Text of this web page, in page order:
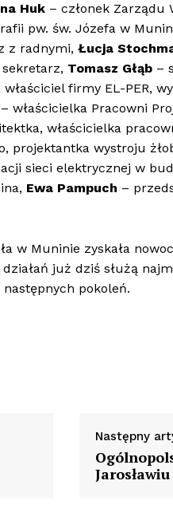
Huk – członek Zarządu
pw. św. Józefa w
z radnymi, Łucja
sekretarz, Tomasz Głąb –
właściciel firmy EL-PER,
właścicielka Pracowni
właścicielka
projektantka wystroju
sieci elektrycznej w
Ewa Pampuch –
w Muninie zyskała
już dziś służą
pokoleń.
Następny
Jarosławiu